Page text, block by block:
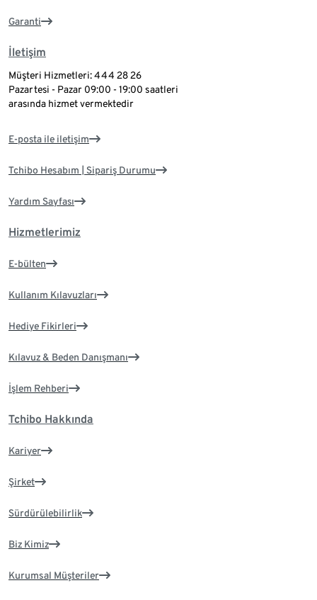
Garanti
İletişim
Müşteri Hizmetleri: 444 28 26
Pazartesi - Pazar 09:00 - 19:00 saatleri
arasında hizmet vermektedir
E-posta ile iletişim
Tchibo Hesabım | Sipariş Durumu
Yardım Sayfası
Hizmetlerimiz
E-bülten
Kullanım Kılavuzları
Hediye Fikirleri
Kılavuz & Beden Danışmanı
İşlem Rehberi
Tchibo Hakkında
Kariyer
Şirket
Sürdürülebilirlik
Biz Kimiz
Kurumsal Müşteriler